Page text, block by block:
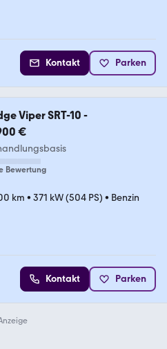
Kontakt Parken
Viper SRT-10 -
€
Bewertung
km • 371 kW (504 PS) • Benzin
Kontakt Parken